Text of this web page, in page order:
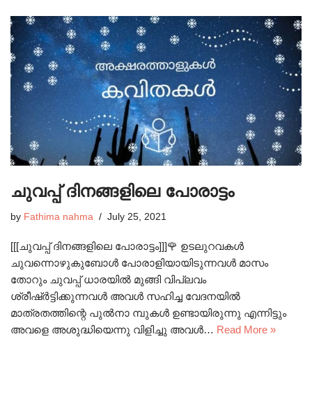
ചുവപ്പ് ദിനങ്ങളിലെ പോരാട്ടം
by Fathima nahma July 25, 2021
[[[ചുവപ്പ് ദിനങ്ങളിലെ പോരാട്ടം]]]🌹 ഉടലുറവകൾ
ചുവന്നൊഴുകുബോൾ പോരാളിയായിടുന്നവൾ മാസം
തോറും ചുവപ്പ് ധാരയിൽ മുങ്ങി വിപ്ലവം
ശ്രീഷ്ർട്ടിക്കുന്നവൾ അവൾ സഹിച്ച വേദനയിൽ
മാത്രതത്തിന്റെ പുൽനാ മ്പുകൾ ഉണ്ടായിരുന്നു എന്നിട്ടും
അവളെ അശുദ്ധിയെന്നു വിളിച്ചു അവൾ… Read More »